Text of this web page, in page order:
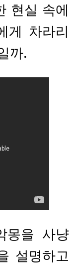
현실 속에
게 차라리
까.
몽을 사냥
설명하고